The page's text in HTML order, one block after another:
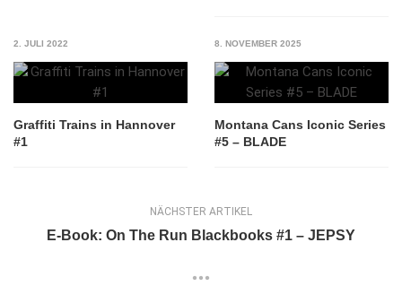
2. JULI 2022
Graffiti Trains in Hannover
#1
8. NOVEMBER 2025
Montana Cans Iconic Series
#5 – BLADE
NÄCHSTER ARTIKEL
E-Book: On The Run Blackbooks #1 – JEPSY